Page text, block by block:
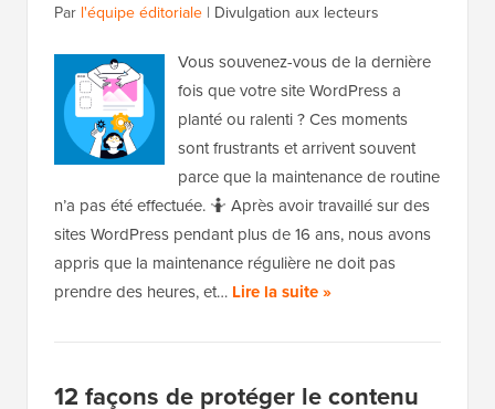
Par l'équipe éditoriale | Divulgation aux lecteurs
Vous souvenez-vous de la dernière
fois que votre site WordPress a
planté ou ralenti ? Ces moments
sont frustrants et arrivent souvent
parce que la maintenance de routine
n’a pas été effectuée. 🤷 Après avoir travaillé sur des
sites WordPress pendant plus de 16 ans, nous avons
appris que la maintenance régulière ne doit pas
prendre des heures, et… Lire la suite »
12 façons de protéger le contenu